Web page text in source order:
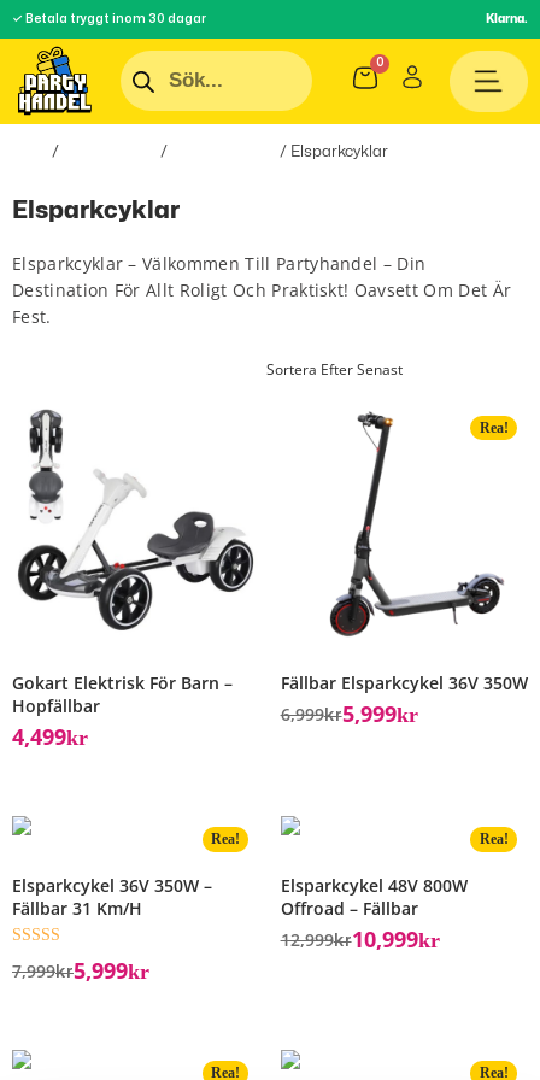
✓ Betala tryggt inom 30 dagar Klarna.
/ / / Elsparkcyklar
Elsparkcyklar
Elsparkcyklar – Välkommen Till Partyhandel – Din
Destination För Allt Roligt Och Praktiskt! Oavsett Om Det Är
Fest.
Gokart Elektrisk För Barn –
Hopfällbar
4,499Kr
Rea!
Fällbar Elsparkcykel 36V 350W
6,999Kr5,999Kr
Rea!
Elsparkcykel 36V 350W –
Fällbar 31 Km/h
5.00
7,999Kr5,999Kr
Rea!
Elsparkcykel 48V 800W
Offroad – Fällbar
12,999Kr10,999Kr
Rea! Rea!